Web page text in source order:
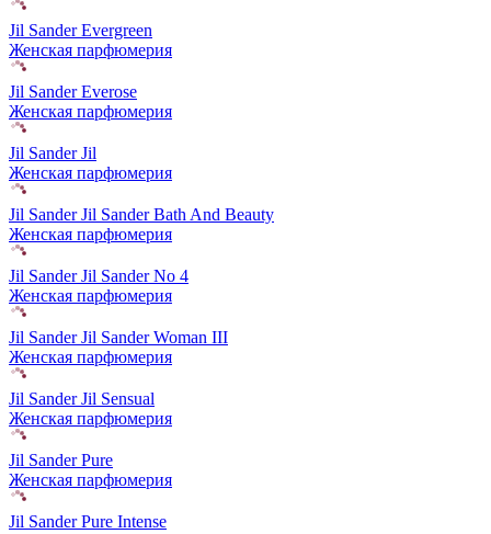
Jil Sander Evergreen
Женская парфюмерия
Jil Sander Everose
Женская парфюмерия
Jil Sander Jil
Женская парфюмерия
Jil Sander Jil Sander Bath And Beauty
Женская парфюмерия
Jil Sander Jil Sander No 4
Женская парфюмерия
Jil Sander Jil Sander Woman III
Женская парфюмерия
Jil Sander Jil Sensual
Женская парфюмерия
Jil Sander Pure
Женская парфюмерия
Jil Sander Pure Intense